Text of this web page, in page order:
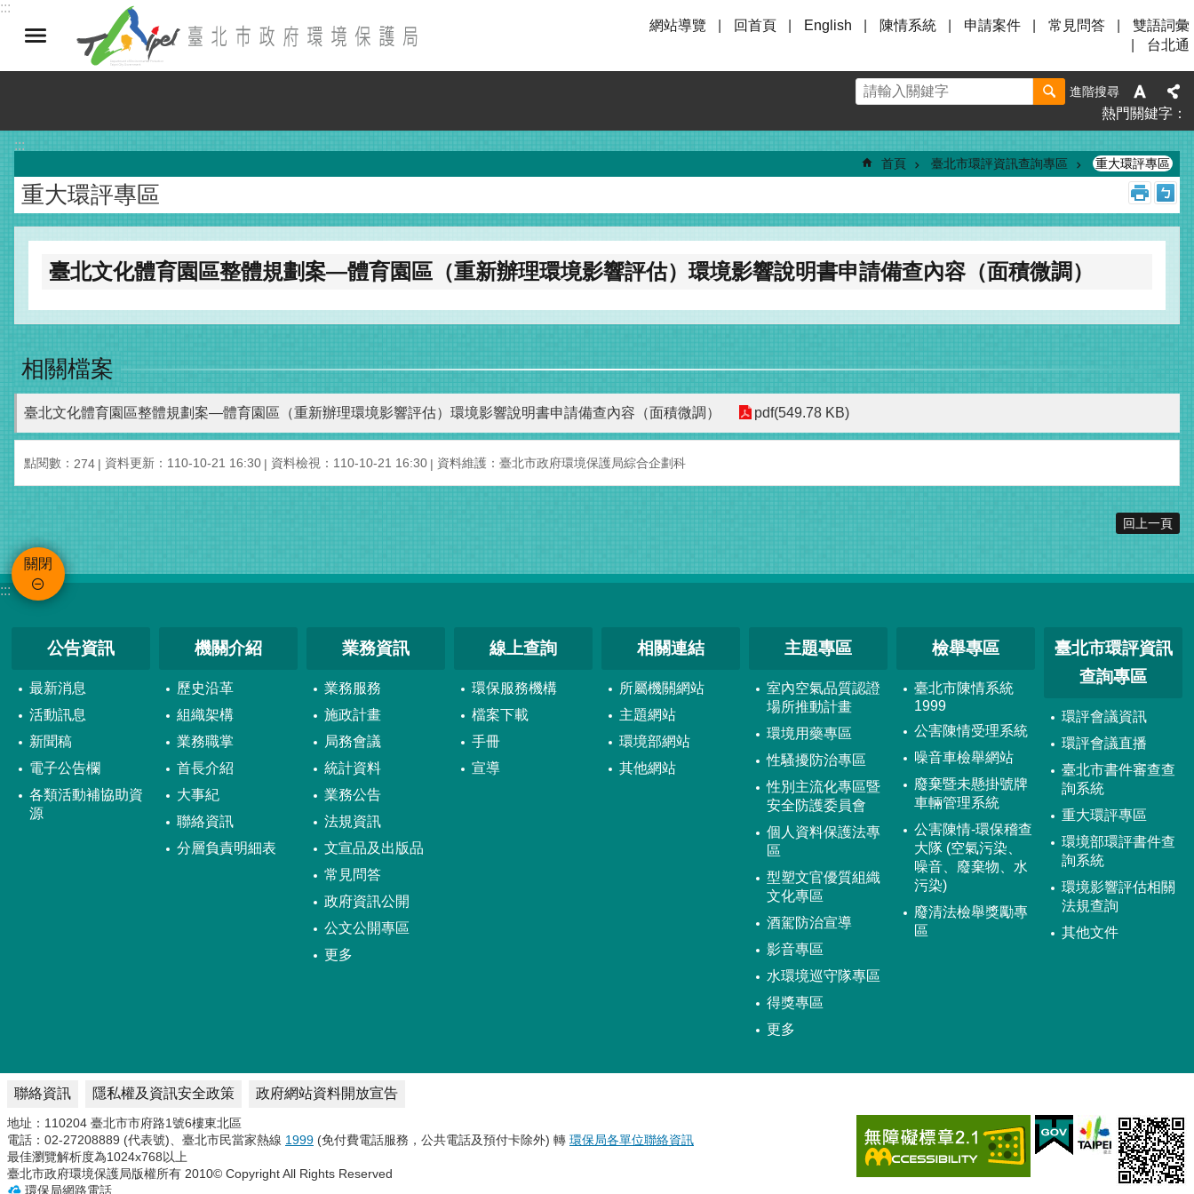
跳到主要內容區塊
:::
網站導覽
回首頁 English 陳情系統 申請案件 常見問答
雙語詞彙
台北通
進階搜尋
熱門關鍵字
:::
首頁 臺北市環評資訊查詢專區 重大環評專區
重大環評專區
臺北文化體育園區整體規劃案—體育園區（重新辦理環境影響評估）環境影響說明書申請備查內容（面積微調）
相關檔案
臺北文化體育園區整體規劃案—體育園區（重新辦理環境影響評估）環境影響說明書申請備查內容（面積微調） pdf(549.78 KB)
點閱數： 274 資料更新：110-10-21 16:30 資料檢視：110-10-21 16:30 資料維護：臺北市政府環境保護局綜合企劃科
回上一頁
關閉
:::
公告資訊
最新消息
活動訊息
新聞稿
電子公告欄
各類活動補協助資
源
機關介紹
歷史沿革
組織架構
業務職掌
首長介紹
大事紀
聯絡資訊
分層負責明細表
業務資訊
業務服務
施政計畫
局務會議
統計資料
業務公告
法規資訊
文宣品及出版品
常見問答
政府資訊公開
公文公開專區
更多
線上查詢
環保服務機構
檔案下載
手冊
宣導
相關連結
所屬機關網站
主題網站
環境部網站
其他網站
主題專區
室內空氣品質認證
場所推動計畫
環境用藥專區
性騷擾防治專區
性別主流化專區暨
安全防護委員會
個人資料保護法專
區
型塑文官優質組織
文化專區
酒駕防治宣導
影音專區
水環境巡守隊專區
得獎專區
更多
檢舉專區
臺北市陳情系統
1999
公害陳情受理系統
噪音車檢舉網站
廢棄暨未懸掛號牌
車輛管理系統
公害陳情-環保稽查
大隊 (空氣污染、
噪音、廢棄物、水
污染)
廢清法檢舉獎勵專
區
臺北市環評資訊
查詢專區
環評會議資訊
環評會議直播
臺北市書件審查查
詢系統
重大環評專區
環境部環評書件查
詢系統
環境影響評估相關
法規查詢
其他文件
聯絡資訊 隱私權及資訊安全政策 政府網站資料開放宣告
地址：110204 臺北市市府路1號6樓東北區
電話：02-27208889 (代表號)、臺北市民當家熱線 1999 (免付費電話服務，公共電話及預付卡除外) 轉 環保局各單位聯絡資訊
最佳瀏覽解析度為1024x768以上
臺北市政府環境保護局版權所有 2010© Copyright All Rights Reserved
環保局網路電話